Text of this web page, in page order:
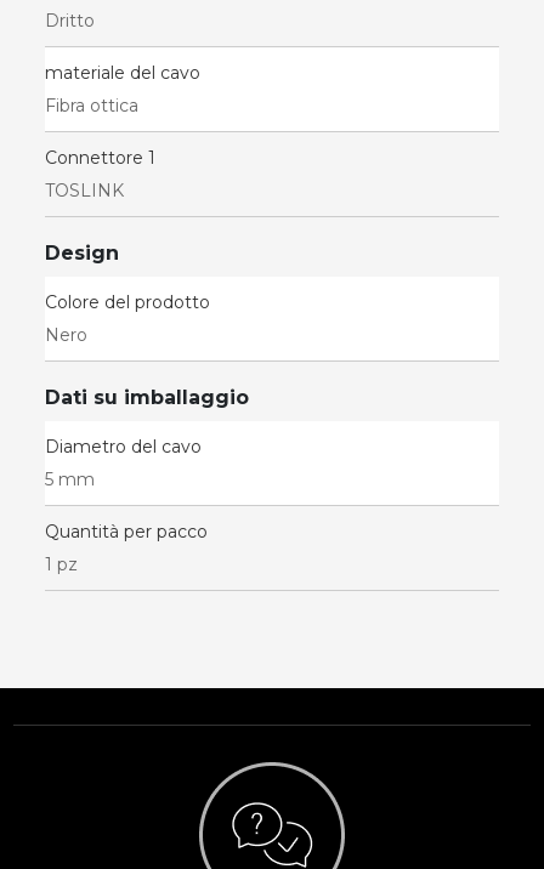
Dritto
materiale del cavo
Fibra ottica
Connettore 1
TOSLINK
Design
Colore del prodotto
Nero
Dati su imballaggio
Diametro del cavo
5 mm
Quantità per pacco
1 pz